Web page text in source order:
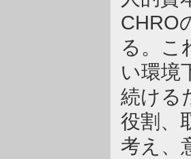
CHRO
る。こ
い環境
続ける
役割、
考え、